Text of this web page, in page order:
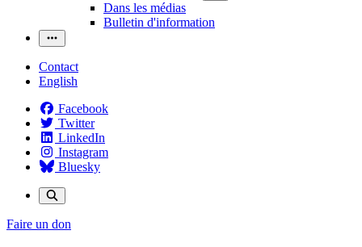
Dans les médias
Bulletin d'information
Contact
English
Facebook
Twitter
LinkedIn
Instagram
Bluesky
Faire un don